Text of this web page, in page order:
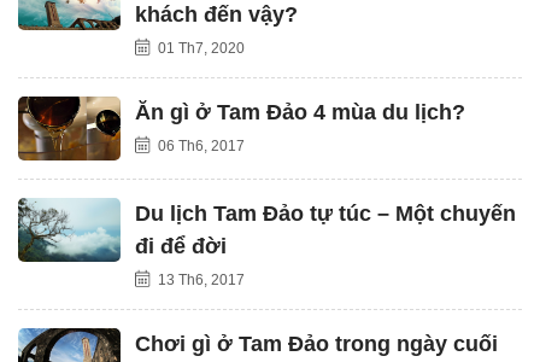
khách đến vậy?
01 Th7, 2020
Ăn gì ở Tam Đảo 4 mùa du lịch?
06 Th6, 2017
Du lịch Tam Đảo tự túc – Một chuyến
đi để đời
13 Th6, 2017
Chơi gì ở Tam Đảo trong ngày cuối